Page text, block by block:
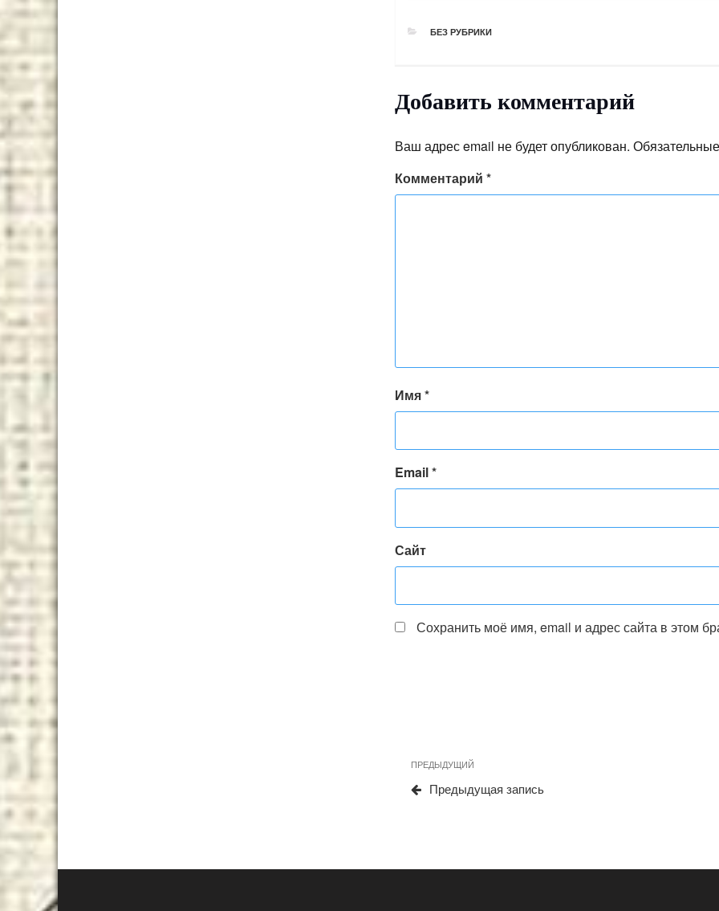
РУБРИКИ
БЕЗ РУБРИКИ
Добавить комментарий
Ваш адрес email не будет опубликован.
Комментарий *
Имя*
Email*
Сайт
Сохранить моё имя, email и адрес сайта в этом
Навигация
по
записям
Предыдущая
запись
ПРЕДЫДУЩИЙ
Предыдущая запись